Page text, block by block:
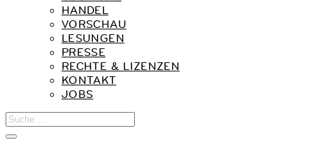
HANDEL
VORSCHAU
LESUNGEN
PRESSE
RECHTE & LIZENZEN
KONTAKT
JOBS